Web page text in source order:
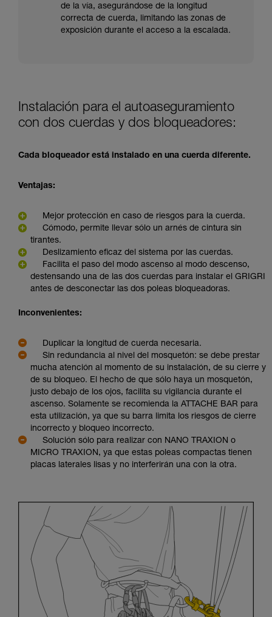
de la vía, asegurándose de la longitud
correcta de cuerda, limitando las zonas de
exposición durante el acceso a la escalada.
Instalación para el autoaseguramiento
con dos cuerdas y dos bloqueadores:
Cada bloqueador está instalado en una cuerda diferente.
Ventajas:
Mejor protección en caso de riesgos para la cuerda.
Cómodo, permite llevar sólo un arnés de cintura sin
tirantes.
Deslizamiento eficaz del sistema por las cuerdas.
Facilita el paso del modo ascenso al modo descenso,
destensando una de las dos cuerdas para instalar el GRIGRI
antes de desconectar las dos poleas bloqueadoras.
Inconvenientes:
Duplicar la longitud de cuerda necesaria.
Sin redundancia al nivel del mosquetón: se debe prestar
mucha atención al momento de su instalación, de su cierre y
de su bloqueo. El hecho de que sólo haya un mosquetón,
justo debajo de los ojos, facilita su vigilancia durante el
ascenso. Solamente se recomienda la ATTACHE BAR para
esta utilización, ya que su barra limita los riesgos de cierre
incorrecto y bloqueo incorrecto.
Solución sólo para realizar con NANO TRAXION o
MICRO TRAXION, ya que estas poleas compactas tienen
placas laterales lisas y no interferirán una con la otra.